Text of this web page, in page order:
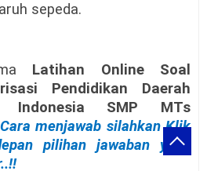
sepeda.
Latihan Online Soal
Pendidikan Daerah
Indonesia SMP MTs
Cara menjawab silahkan Klik
pilihan jawaban yang